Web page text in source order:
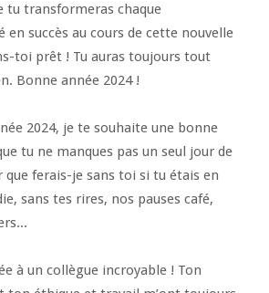
tu transformeras chaque
succès au cours de cette nouvelle
toi prêt ! Tu auras toujours tout
Bonne année 2024 !
2024, je te souhaite une bonne
tu ne manques pas un seul jour de
que ferais-je sans toi si tu étais en
sans tes rires, nos pauses café,
à un collègue incroyable ! Ton